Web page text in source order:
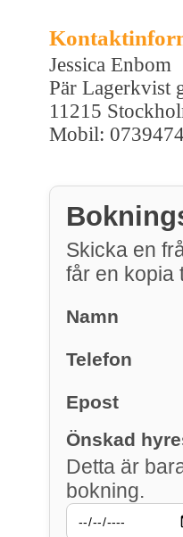
Jessica Enbom
Pär Lagerkvist
11215
Mobil:
Skicka en
får en kopia
Namn
Telefon
Epost
Önskad
Detta är
bokning.